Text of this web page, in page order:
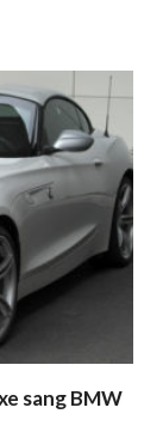
sang BMW